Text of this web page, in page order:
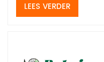
LEES VERDER